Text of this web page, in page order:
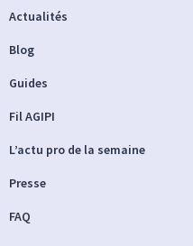
Actualités
Blog
Guides
Fil AGIPI
L’actu pro de la semaine
Presse
FAQ